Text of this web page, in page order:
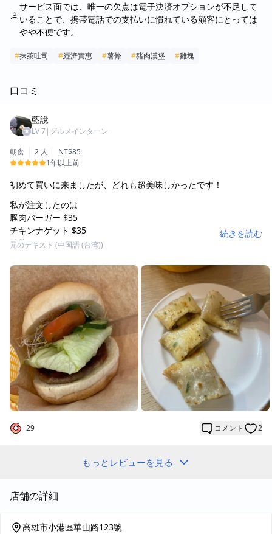
サービス面では、唯一の欠点は電子決済オプションが不足して
いることで、携帯電話での支払いに慣れている顧客にとっては
やや不便です。
#抹茶吐司 #經濟實惠 #薯條 #豬肉漢堡 #雞塊
口コミ
藍說
LV7| グルメインターン
朝食
2 人
NT$85
1年以上前
初めて買いに来ましたが、どれも超美味しかったです！
私が注文したのは
豚肉バーガー $35
チキンナゲット $35
抹茶トースト $15
フライドポテト $35
紅茶 $10
超安いのに、すごく美味しいです！
特に豚肉バーガーが大好きです！
中にはトマト、キャベツ、アルファルファ、小キュウリ、玉ねぎ
の五種類の野菜が入っていて、
さらに私の大好きな豚肉バーガーが！
野菜の量が他のお店よりも多いので、10万点をあげます！
これからは朝食はここで決まりです！！
プレーン卵焼きも超美味しいです。
卵焼きの皮がパリパリでとても香ばしいです。
揚げたての熱々で、本当に美味しいです！
揚げたてサクサクで、
です。
続きを読む
元のテキスト (中国語 (台湾))
+29 コメント 2
もっとレビューを見る
店舗の詳細
高雄市小港區華山路123號